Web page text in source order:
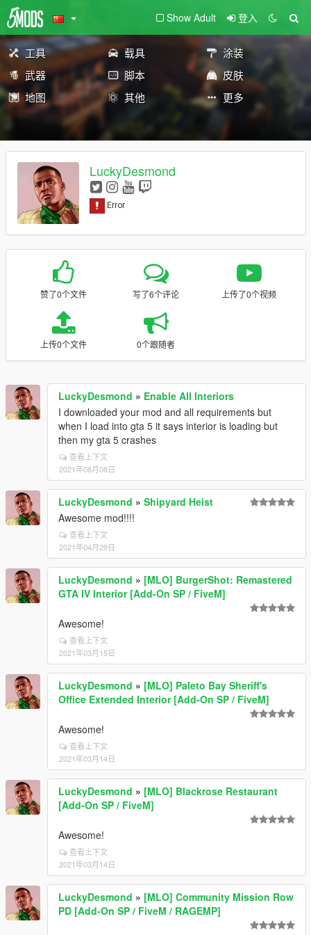
Show Adult 登入
工具 载具
涂装
武器
脚本
皮肤
地图
其他 更多
LuckyDesmond
赞了0个文件 写了6个评论 上传了0个视频
上传0个文件 0个跟随者
LuckyDesmond » Enable All Interiors
I downloaded your mod and all requirements but
when I load into gta 5 it says interior is loading but
then my gta 5 crashes
查看上下文
2021年08月08日
LuckyDesmond » Shipyard Heist
Awesome mod!!!!
查看上下文
2021年04月29日
LuckyDesmond » [MLO] BurgerShot: Remastered
GTA IV Interior [Add-On SP / FiveM]
Awesome!
查看上下文
2021年03月15日
LuckyDesmond » [MLO] Paleto Bay Sheriff's
Office Extended Interior [Add-On SP / FiveM]
Awesome!
查看上下文
2021年03月14日
LuckyDesmond » [MLO] Blackrose Restaurant
[Add-On SP / FiveM]
Awesome!
查看上下文
2021年03月14日
LuckyDesmond » [MLO] Community Mission Row
PD [Add-On SP / FiveM / RAGEMP]